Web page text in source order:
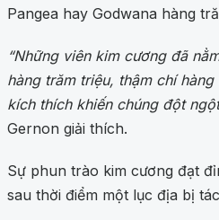
Pangea hay Godwana hàng
“Những viên kim cương đã
hàng trăm triệu, thậm chí
kích thích khiến chúng đột
Gernon giải thích.
Sự phun trào kim cương đạt
sau thời điểm một lục địa bị